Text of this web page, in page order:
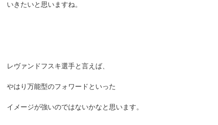
いきたいと思いますね。
レヴァンドフスキ選手と言えば、
やはり万能型のフォワードといった
イメージが強いのではないかなと思います。